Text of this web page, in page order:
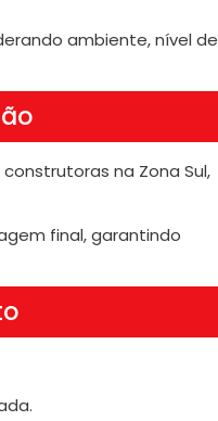
ambiente, nível de
na Zona Sul,
final, garantindo